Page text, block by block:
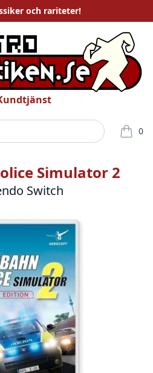
och rariteter!
0
varor i
Simulator 2
Switch